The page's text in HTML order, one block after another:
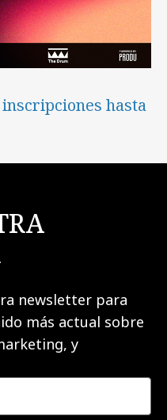
hasta
newsletter para
más actual sobre
y